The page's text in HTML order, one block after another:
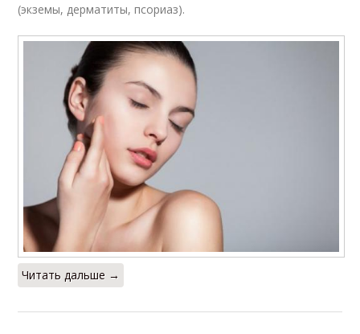
(экземы, дерматиты, псориаз).
Читать дальше →